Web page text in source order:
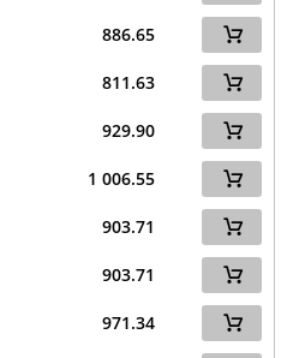
886.65
811.63
929.90
1 006.55
903.71
903.71
971.34